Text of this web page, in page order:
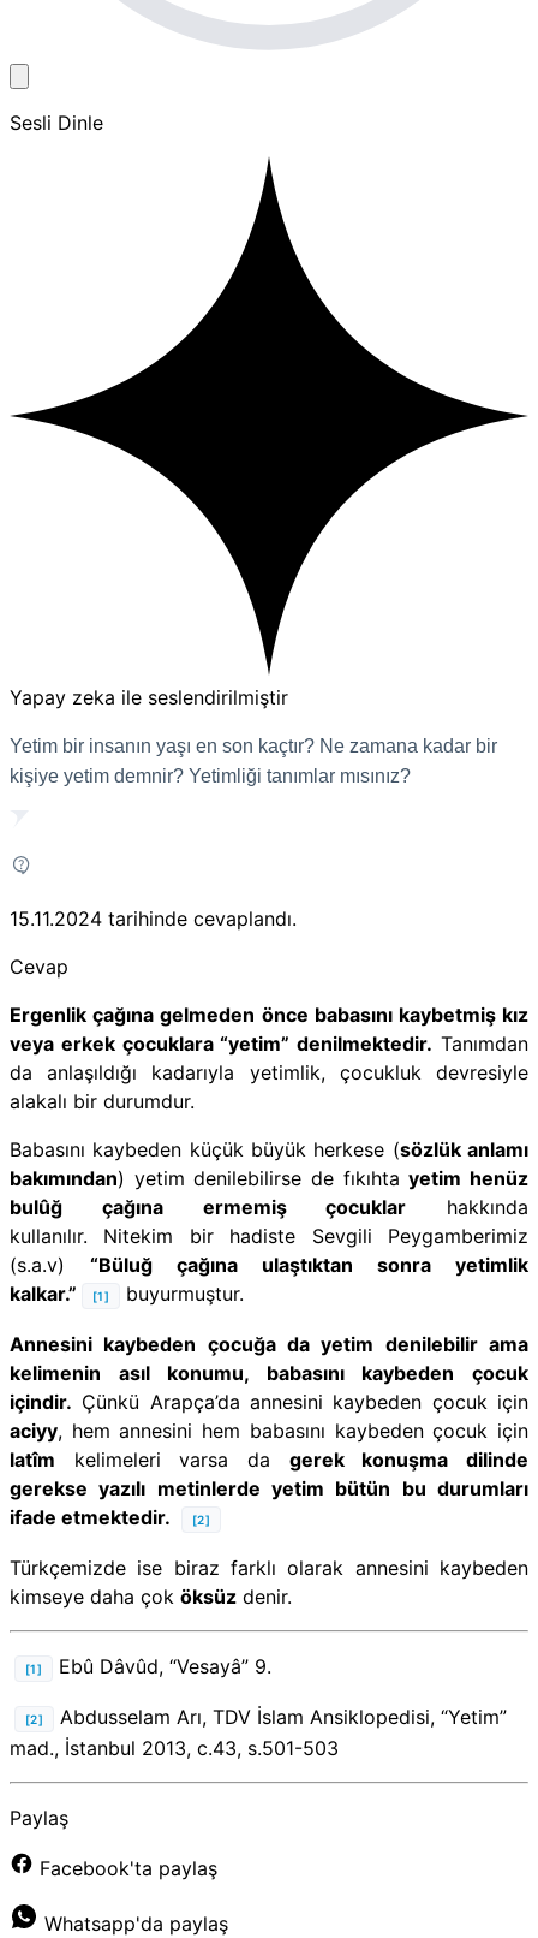
Sesli Dinle
Yapay zeka ile seslendirilmiştir
Yetim bir insanın yaşı en son kaçtır? Ne zamana kadar bir
kişiye yetim demnir? Yetimliği tanımlar mısınız?
15.11.2024 tarihinde cevaplandı.
Cevap
Ergenlik çağına gelmeden önce babasını kaybetmiş kız
veya erkek çocuklara “yetim” denilmektedir. Tanımdan
da anlaşıldığı kadarıyla yetimlik, çocukluk devresiyle
alakalı bir durumdur.
Babasını kaybeden küçük büyük herkese (sözlük anlamı
bakımından) yetim denilebilirse de fıkıhtayetim henüz
bulûğ çağına ermemiş çocuklar hakkında
kullanılır. Nitekim bir hadiste Sevgili Peygamberimiz
(s.a.v) “Büluğ çağına ulaştıktan sonra yetimlik
kalkar.”
[1] buyurmuştur.
Annesini kaybeden çocuğa da yetim denilebilir ama
kelimenin asıl konumu, babasını kaybeden çocuk
içindir. Çünkü Arapça’da annesini kaybeden çocuk için
aciyy, hem annesini hem babasını kaybeden çocuk için
latîm kelimeleri varsa da gerek konuşma dilinde
gerekse yazılı metinlerde yetim bütün bu durumları
ifade etmektedir.
[2]
Türkçemizde ise biraz farklı olarak annesini kaybeden
kimseye daha çok öksüz denir.
[1] Ebû Dâvûd, “Vesayâ” 9.
[2]
Abdusselam Arı, TDV İslam Ansiklopedisi, “Yetim”
mad., İstanbul 2013, c.43, s.501-503
Paylaş
Facebook'ta paylaş
Whatsapp'da paylaş